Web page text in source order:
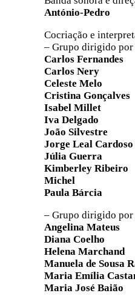
António-Pedro
Cocriação e
– Grupo dirigido
Carlos Fernandes
Carlos Nery
Celeste Melo
Cristina Gonçalves
Isabel Millet
Iva Delgado
João Silvestre
Jorge Leal Cardoso
Júlia Guerra
Kimberley Ribeiro
Michel
Paula Bárcia
– Grupo dirigido
Angelina Mateus
Diana Coelho
Helena Marchand
Manuela de Sousa
Maria Emília
Maria José Baião